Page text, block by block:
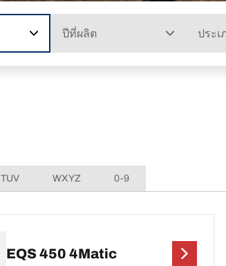
ปีที่ผลิต ประเ
TUV WXYZ 0-9
EQS 450 4Matic